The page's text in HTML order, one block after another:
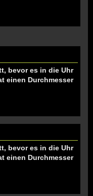
bevor es in die Uhr
einen Durchmesser
bevor es in die Uhr
einen Durchmesser